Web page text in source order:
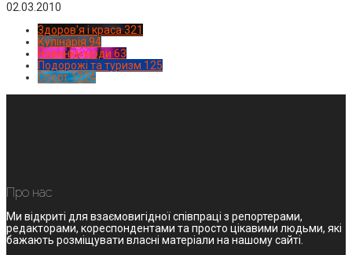
02.03.2010
Здоров'я і краса 321
Кулінарія 94
Новинки моди 63
Подорожі та туризм 125
Спорт1224
Про нас
Ми відкриті для взаємовигідної співпраці з репортерами,
редакторами, кореспондентами та просто цікавими людьми, які
бажають розміщувати власні матеріали на нашому сайті.